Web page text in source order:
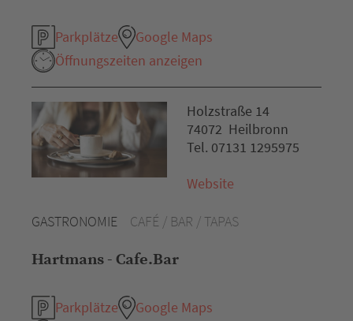
Parkplätze
Google Maps
Öffnungszeiten anzeigen
GASTRONOMIE CAFÉ / BAR / TAPAS
Hartmans - Cafe.Bar
Parkplätze
Google Maps
Holzstraße 14
74072 Heilbronn
Tel. 07131 1295975
Website